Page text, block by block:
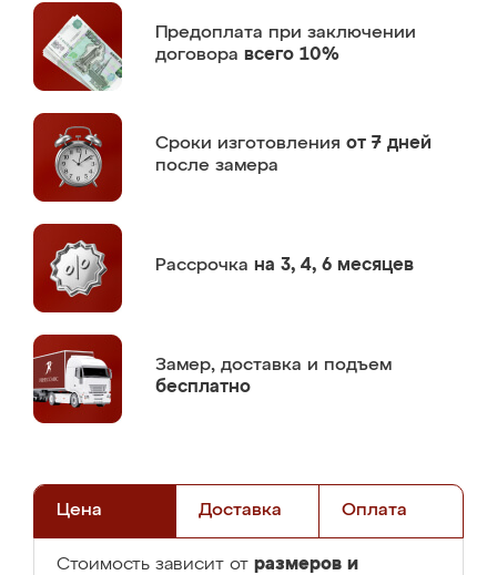
Предоплата при заключении
договора всего 10%
Сроки изготовления от 7 дней
после замера
Рассрочка на 3, 4, 6 месяцев
Замер, доставка и подъем
бесплатно
Цена Доставка Оплата
Стоимость зависит от размеров и